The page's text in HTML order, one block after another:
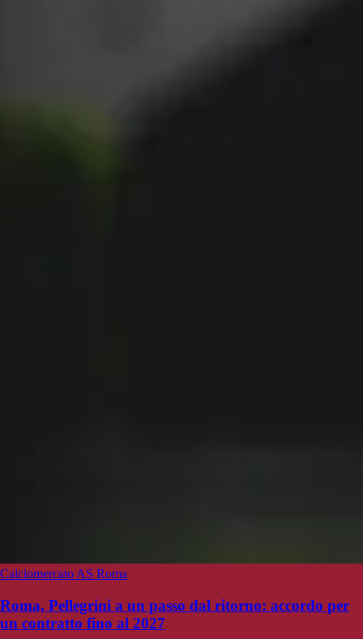
Calciomercato AS Roma
Roma, Pellegrini a un passo dal ritorno: accordo per
un contratto fino al 2027